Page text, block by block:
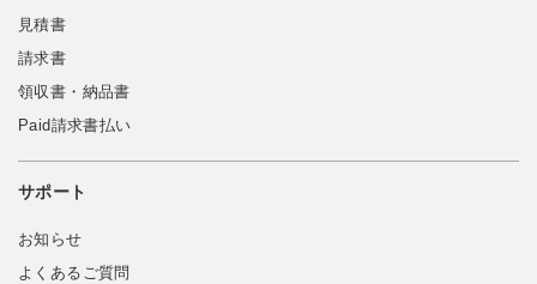
見積書
請求書
領収書・納品書
Paid請求書払い
サポート
お知らせ
よくあるご質問